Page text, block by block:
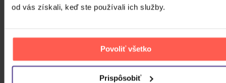
od vás získali, keď ste používali ich služby.
Povoliť všetko
Prispôsobiť
10,000 Maniacs